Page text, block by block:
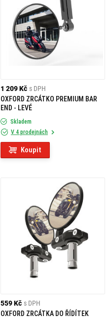
1 209 Kč s DPH
OXFORD ZRCÁTKO PREMIUM BAR
END - LEVÉ
Skladem
V 4 prodejnách
Koupit
559 Kč s DPH
OXFORD ZRCÁTKA DO ŘÍDÍTEK